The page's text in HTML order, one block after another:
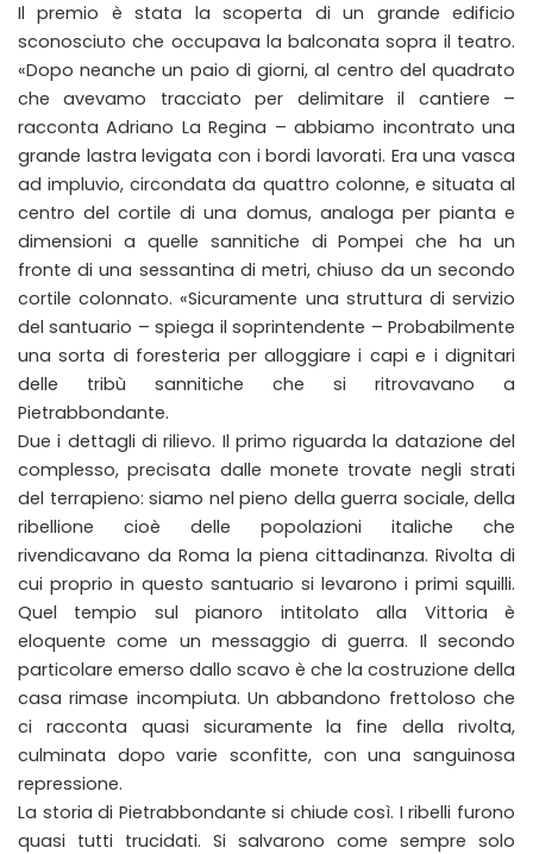
Il premio è stata la scoperta di un grande edificio
sconosciuto che occupava la balconata sopra il teatro.
«Dopo neanche un paio di giorni, al centro del quadrato
che avevamo tracciato per delimitare il cantiere –
racconta Adriano La Regina – abbiamo incontrato una
grande lastra levigata con i bordi lavorati. Era una vasca
ad impluvio, circondata da quattro colonne, e situata al
centro del cortile di una domus, analoga per pianta e
dimensioni a quelle sannitiche di Pompei che ha un
fronte di una sessantina di metri, chiuso da un secondo
cortile colonnato. «Sicuramente una struttura di servizio
del santuario – spiega il soprintendente – Probabilmente
una sorta di foresteria per alloggiare i capi e i dignitari
delle tribù sannitiche che si ritrovavano a
Pietrabbondante.
Due i dettagli di rilievo. Il primo riguarda la datazione del
complesso, precisata dalle monete trovate negli strati
del terrapieno: siamo nel pieno della guerra sociale, della
ribellione cioè delle popolazioni italiche che
rivendicavano da Roma la piena cittadinanza. Rivolta di
cui proprio in questo santuario si levarono i primi squilli.
Quel tempio sul pianoro intitolato alla Vittoria è
eloquente come un messaggio di guerra. Il secondo
particolare emerso dallo scavo è che la costruzione della
casa rimase incompiuta. Un abbandono frettoloso che
ci racconta quasi sicuramente la fine della rivolta,
culminata dopo varie sconfitte, con una sanguinosa
repressione.
La storia di Pietrabbondante si chiude così. I ribelli furono
quasi tutti trucidati. Si salvarono come sempre solo